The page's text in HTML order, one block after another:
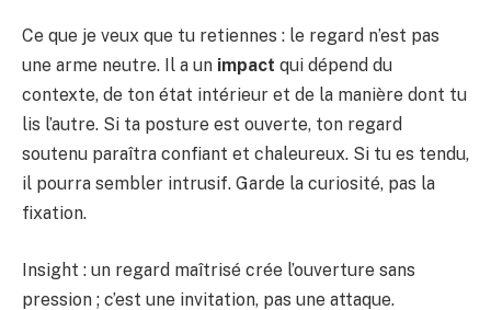
Ce que je veux que tu retiennes : le regard n’est pas
une arme neutre. Il a un impact qui dépend du
contexte, de ton état intérieur et de la manière dont tu
lis l’autre. Si ta posture est ouverte, ton regard
soutenu paraîtra confiant et chaleureux. Si tu es tendu,
il pourra sembler intrusif. Garde la curiosité, pas la
fixation.
Insight : un regard maîtrisé crée l’ouverture sans
pression ; c’est une invitation, pas une attaque.